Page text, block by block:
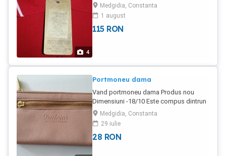
4
Medgidia, Constanta
1 august
115 RON
Portmoneu dama
Vand portmoneu dama Produs nou
Dimensiuni -18/10 Este compus dintrun
compartiment central inpartit in dou cu
suport pentru 3 carduri , buzunar cu
fermoar si compartiment diverse.
Exterior un simplu compartiment. Este
Medgidia, Constanta
29 iulie
28 RON